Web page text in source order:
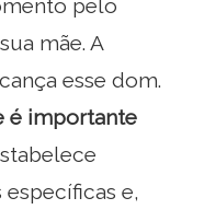
pelo
mãe. A
esse dom.
é importante
e,